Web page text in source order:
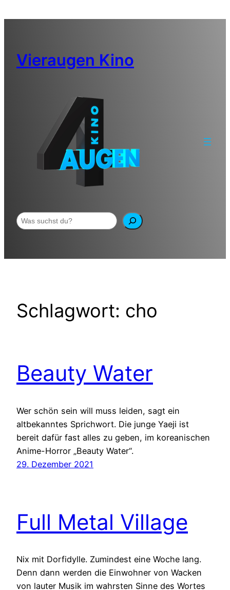
Vieraugen Kino
Suchen
Schlagwort: cho
Beauty Water
Wer schön sein will muss leiden, sagt ein
altbekanntes Sprichwort. Die junge Yaeji ist
bereit dafür fast alles zu geben, im koreanischen
Anime-Horror „Beauty Water“.
29. Dezember 2021
Full Metal Village
Nix mit Dorfidylle. Zumindest eine Woche lang.
Denn dann werden die Einwohner von Wacken
von lauter Musik im wahrsten Sinne des Wortes